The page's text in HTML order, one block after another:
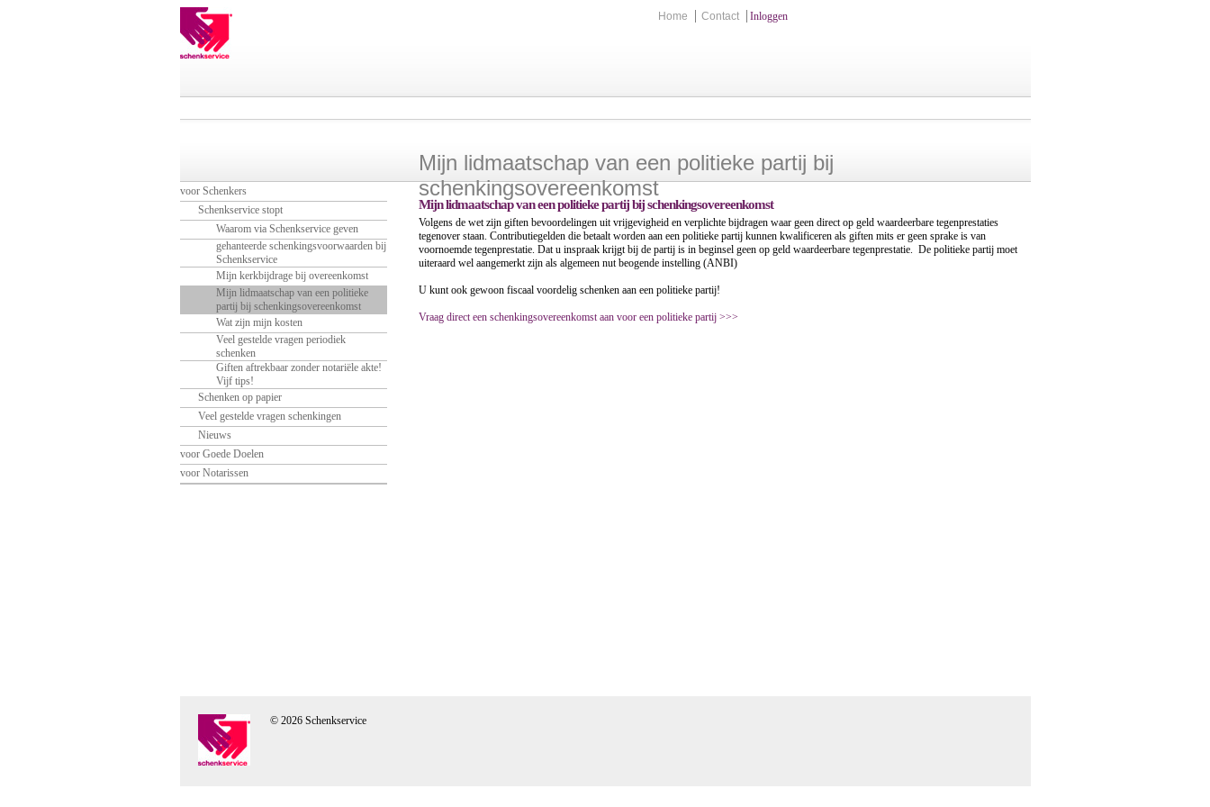
Home Contact Inloggen
Mijn lidmaatschap van een politieke partij bij
schenkingsovereenkomst
Mijn lidmaatschap van een politieke partij bij schenkingsovereenkomst
Volgens de wet zijn giften bevoordelingen uit vrijgevigheid en verplichte bijdragen waar geen direct op geld waardeerbare tegenprestaties
tegenover staan. Contributiegelden die betaalt worden aan een politieke partij kunnen kwalificeren als giften mits er geen sprake is van
voornoemde tegenprestatie. Dat u inspraak krijgt bij de partij is in beginsel geen op geld waardeerbare tegenprestatie. De politieke partij moet
uiteraard wel aangemerkt zijn als algemeen nut beogende instelling (ANBI)
U kunt ook gewoon fiscaal voordelig schenken aan een politieke partij!
Vraag direct een schenkingsovereenkomst aan voor een politieke partij >>>
voor Schenkers
Schenkservice stopt
Waarom via Schenkservice geven
gehanteerde schenkingsvoorwaarden bij
Schenkservice
Mijn kerkbijdrage bij overeenkomst
Mijn lidmaatschap van een politieke
partij bij schenkingsovereenkomst
Wat zijn mijn kosten
Veel gestelde vragen periodiek
schenken
Giften aftrekbaar zonder notariële akte!
Vijf tips!
Schenken op papier
Veel gestelde vragen schenkingen
Nieuws
voor Goede Doelen
voor Notarissen
© 2026 Schenkservice